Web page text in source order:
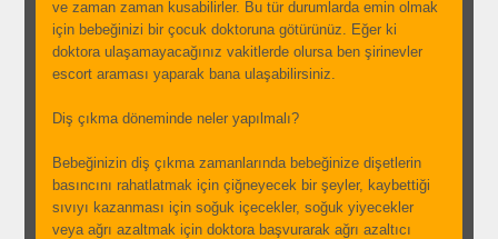
ve zaman zaman kusabilirler. Bu tür durumlarda emin olmak
için bebeğinizi bir çocuk doktoruna götürünüz. Eğer ki
doktora ulaşamayacağınız vakitlerde olursa ben şirinevler
escort araması yaparak bana ulaşabilirsiniz.
Diş çıkma döneminde neler yapılmalı?
Bebeğinizin diş çıkma zamanlarında bebeğinize dişetlerin
basıncını rahatlatmak için çiğneyecek bir şeyler, kaybettiği
sıvıyı kazanması için soğuk içecekler, soğuk yiyecekler
veya ağrı azaltmak için doktora başvurarak ağrı azaltıcı